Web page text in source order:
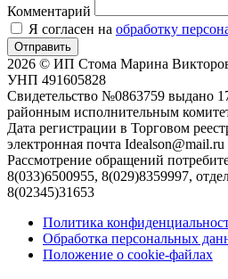
Комментарий
Я согласен на обработку
Отправить
2026 © ИП Стома Марина
УНП 491605828
Свидетельство №0863759 выдано
районным исполнительным
Дата регистрации в Торговом
электронная почта Idealson@mail.ru
Рассмотрение обращений
8(033)6500955, 8(029)8359997,
8(02345)31653
Политика
Обработка персональных
Положение о cookie-файлах